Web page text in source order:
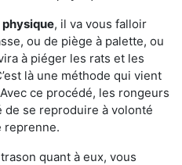
, il va vous falloir
ou de piège à palette, ou
à piéger les rats et les
là une méthode qui vient
ce procédé, les rongeurs
se reproduire à volonté
reprenne.
quant à eux, vous